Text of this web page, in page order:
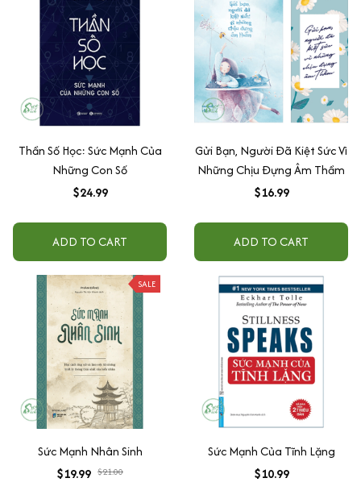
Thần Số Học: Sức Mạnh Của
Những Con Số
$24.99
ADD TO CART
Gửi Bạn, Người Đã Kiệt Sức Vì
Những Chịu Đựng Âm Thầm
$16.99
ADD TO CART
SALE
Sức Mạnh Nhân Sinh
$19.99 $21.00
Sức Mạnh Của Tĩnh Lặng
$10.99